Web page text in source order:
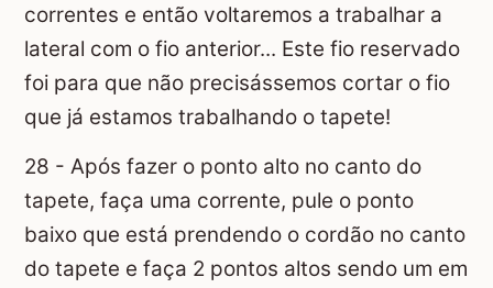
correntes e então voltaremos a trabalhar a
lateral com o fio anterior... Este fio reservado
foi para que não precisássemos cortar o fio
que já estamos trabalhando o tapete!
28 - Após fazer o ponto alto no canto do
tapete, faça uma corrente, pule o ponto
baixo que está prendendo o cordão no canto
do tapete e faça 2 pontos altos sendo um em